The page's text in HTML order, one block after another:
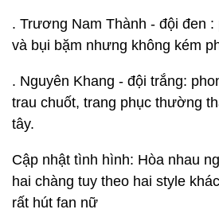
. Trương Nam Thành - đội đen
và bụi bặm nhưng không kém
. Nguyên Khang - đội trắng:
trau chuốt, trang phục thường
tây.
Cập nhật tình hình: Hòa nhau
hai chàng tuy theo hai style
rất hút fan nữ